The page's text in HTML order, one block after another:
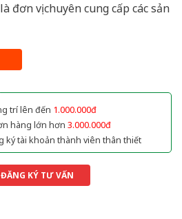
là đơn vị chuyên cung cấp các sản
trí lên đến 1.000.000đ
hàng lớn hơn 3.000.000đ
ký tài khoản thành viên thân thiết
ĐĂNG KÝ TƯ VẤN